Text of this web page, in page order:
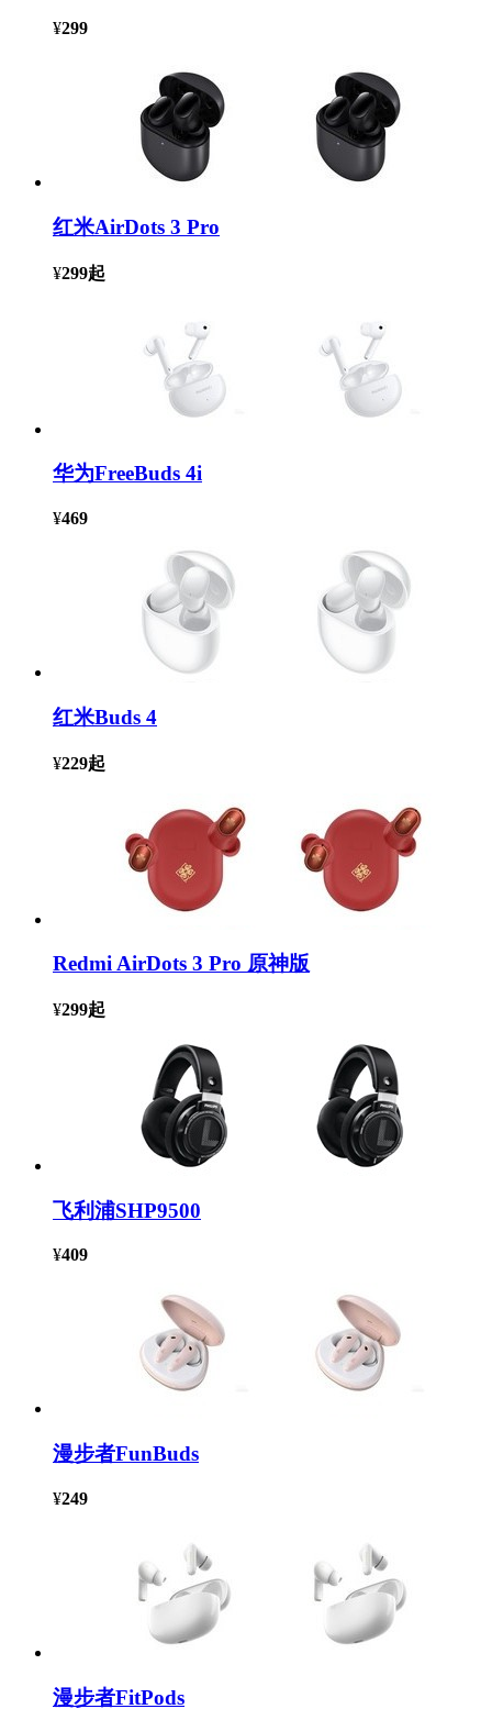
¥299
红米AirDots 3 Pro
¥299起
华为FreeBuds 4i
¥469
红米Buds 4
¥229起
Redmi AirDots 3 Pro 原神版
¥299起
飞利浦SHP9500
¥409
漫步者FunBuds
¥249
漫步者FitPods